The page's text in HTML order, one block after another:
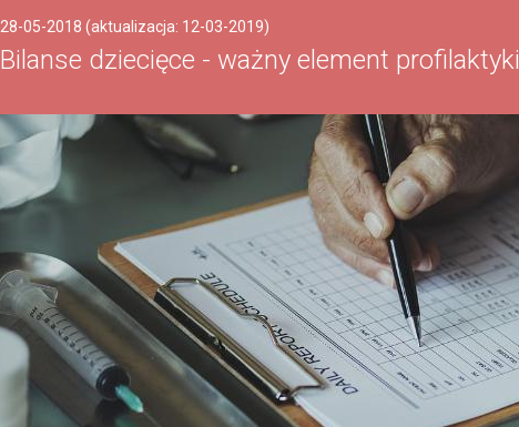
28-05-2018 (aktualizacja: 12-03-2019)
Bilanse dziecięce - ważny element profilaktyki